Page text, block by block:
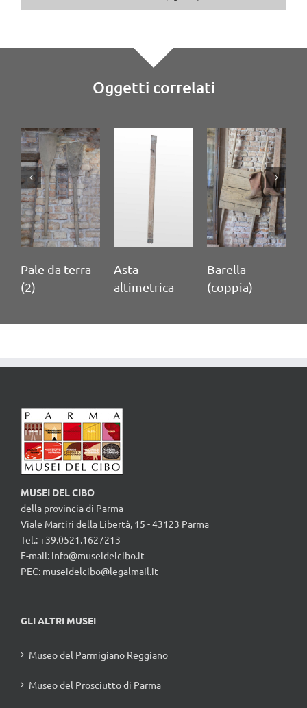
Oggetti correlati
Pale da terra
(2)
Asta
altimetrica
Barella
(coppia)
MUSEI DEL CIBO
della provincia di Parma
Viale Martiri della Libertà, 15 - 43123 Parma
Tel.: +39.0521.1627213
E-mail: info@museidelcibo.it
PEC: museidelcibo@legalmail.it
GLI ALTRI MUSEI
Museo del Parmigiano Reggiano
Museo del Prosciutto di Parma